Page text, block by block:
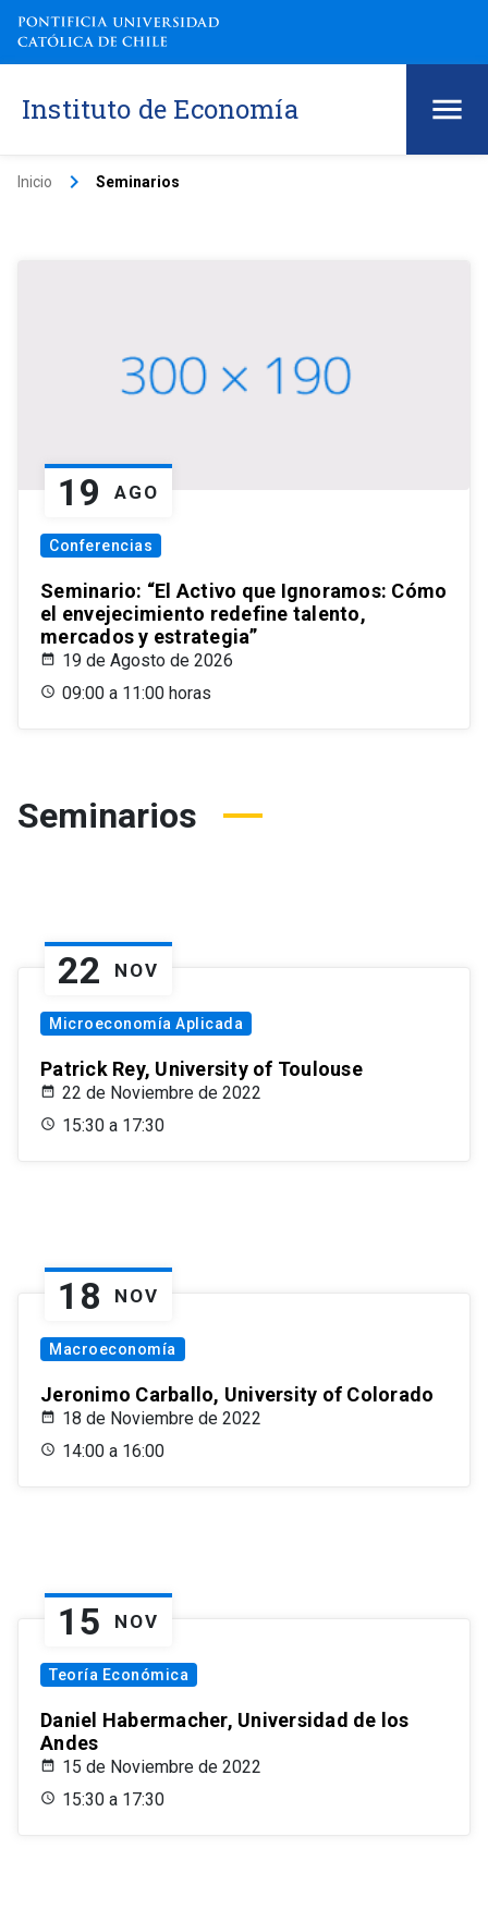
Instituto de Economía
Inicio keyboard_arrow_right Seminarios
19 AGO
Conferencias
Seminario: “El Activo que Ignoramos: Cómo
el envejecimiento redefine talento,
mercados y estrategia”
19 de Agosto de 2026
09:00 a 11:00 horas
Seminarios
22 NOV
Microeconomía Aplicada
Patrick Rey, University of Toulouse
22 de Noviembre de 2022
15:30 a 17:30
18 NOV
Macroeconomía
Jeronimo Carballo, University of Colorado
18 de Noviembre de 2022
14:00 a 16:00
15 NOV
Teoría Económica
Daniel Habermacher, Universidad de los
Andes
15 de Noviembre de 2022
15:30 a 17:30